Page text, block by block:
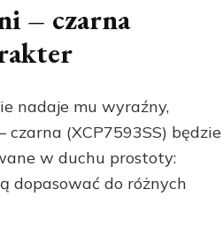
– czarna
nadaje mu wyraźny,
(XCP7593SS) będzie
w duchu prostoty:
dopasować do różnych